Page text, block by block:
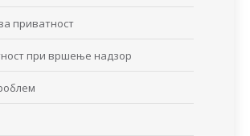
приватност
при вршење надзор